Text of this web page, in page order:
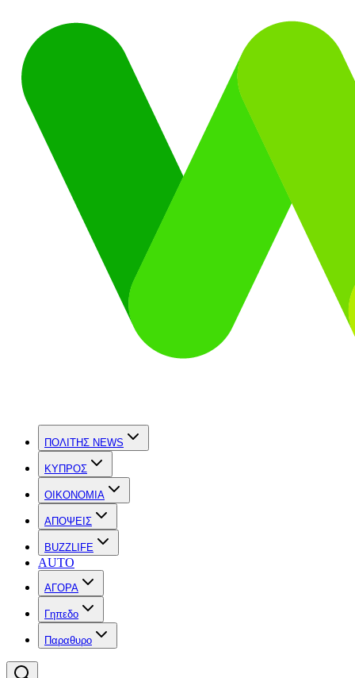
ΠΟΛΙΤΗΣ NEWS
ΚΥΠΡΟΣ
OIKONOMIA
ΑΠΟΨΕΙΣ
BUZZLIFE
AUTO
ΑΓΟΡΑ
Γηπεδο
Παραθυρο